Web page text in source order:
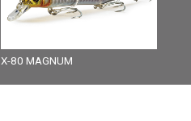
X-80 MAGNUM